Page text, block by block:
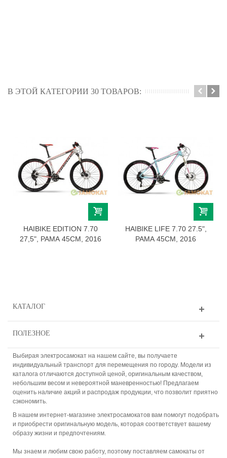
В ЭТОЙ КАТЕГОРИИ 30 ТОВАРОВ:
HAIBIKE EDITION 7.70
27,5", РАМА 45СМ, 2016
HAIBIKE LIFE 7.70 27.5",
РАМА 45СМ, 2016
КАТАЛОГ
ПОЛЕЗНОЕ
Выбирая электросамокат на нашем сайте, вы получаете
индивидуальный транспорт для перемещения по городу. Модели из
каталога отличаются доступной ценой, оригинальным качеством,
небольшим весом и невероятной маневренностью! Предлагаем
оценить наличие акций и распродаж продукции, что позволит приятно
сэкономить.
В нашем интернет-магазине электросамокатов вам помогут подобрать
и приобрести оригинальную модель, которая соответствует вашему
образу жизни и предпочтениям.
Мы знаем и любим свою работу, поэтому поставляем самокаты от